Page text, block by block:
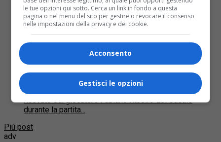
aver...
Alessandria14 anni fa
Niente insulto razzista, Casale
punito dal giudice
Il giudice sportivo della Lega Pro non ha riscontrato
elementi a sostegno della tesi dell’insulto razzista
ricevuto dal giocatore Fabiano Ribeiro del Casale
durante la partita...
Più post
adv
le tue opzioni qui sotto. Cerca un link in fondo a questa
pagina o nel menu del sito per gestire o revocare il consenso
nelle impostazioni della privacy e dei cookie.
Acconsento
Gestisci le opzioni